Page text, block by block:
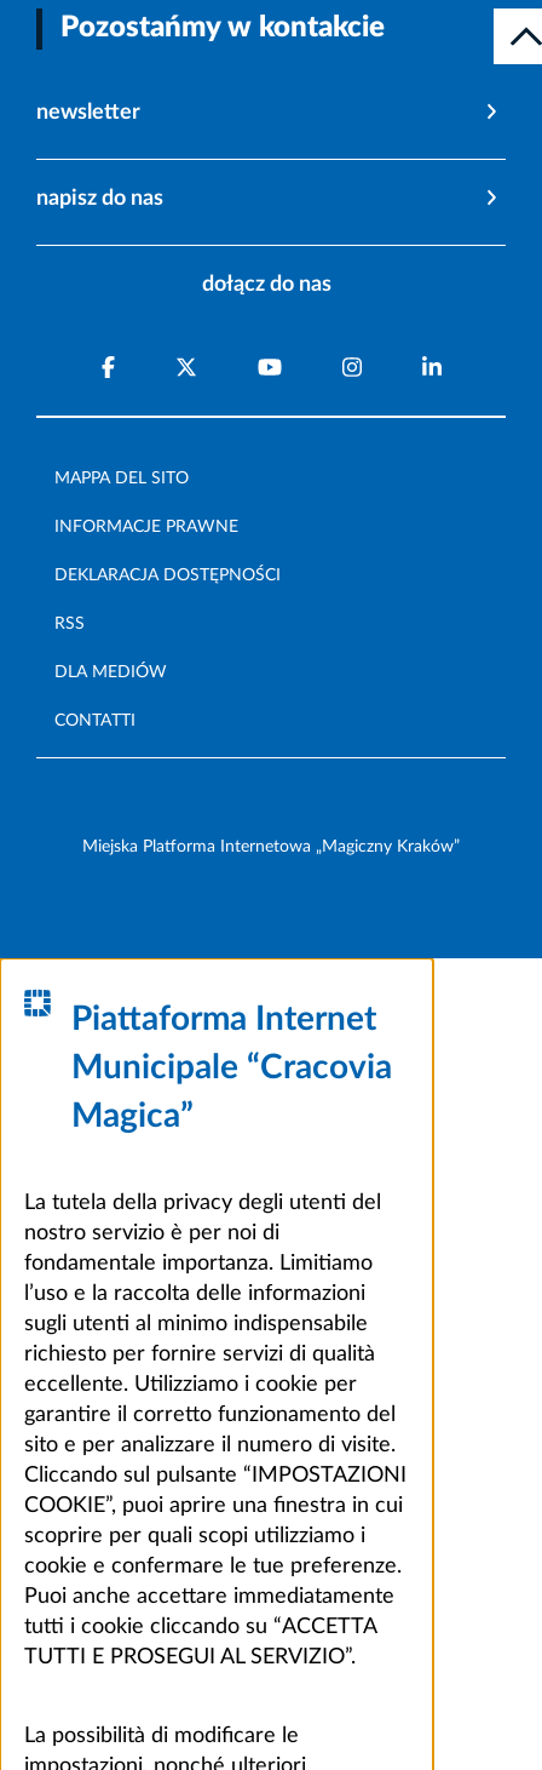
Pozostańmy w kontakcie
newsletter
napisz do nas
dołącz do nas
MAPPA DEL SITO
INFORMACJE PRAWNE
DEKLARACJA DOSTĘPNOŚCI
RSS
DLA MEDIÓW
CONTATTI
Miejska Platforma Internetowa „Magiczny Kraków”
Piattaforma Internet
Municipale “Cracovia
Magica”
La tutela della privacy degli utenti del
nostro servizio è per noi di
fondamentale importanza. Limitiamo
l’uso e la raccolta delle informazioni
sugli utenti al minimo indispensabile
richiesto per fornire servizi di qualità
eccellente. Utilizziamo i cookie per
garantire il corretto funzionamento del
sito e per analizzare il numero di visite.
Cliccando sul pulsante “IMPOSTAZIONI
COOKIE”, puoi aprire una finestra in cui
scoprire per quali scopi utilizziamo i
cookie e confermare le tue preferenze.
Puoi anche accettare immediatamente
tutti i cookie cliccando su “ACCETTA
TUTTI E PROSEGUI AL SERVIZIO”.
La possibilità di modificare le